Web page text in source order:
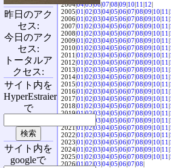
2004|04|05|06|07|08|09|10|11|12|
2005|01|02|03|04|05|06|07|08|09|10|11|
2006|01|02|03|04|05|06|07|08|09|10|11|
2007|01|02|03|04|05|06|07|08|09|10|11|
2008|01|02|03|04|05|06|07|08|09|10|11|
2009|01|02|03|04|05|06|07|08|09|10|11|
2010|01|02|03|04|05|06|07|08|09|10|11|
2011|01|02|03|04|05|06|07|08|09|10|11|
2012|01|02|03|04|05|06|07|08|09|10|11|
2013|01|02|03|04|05|06|07|08|09|10|11|
2014|01|02|03|04|05|06|07|08|09|10|11|
2015|01|02|03|04|05|06|07|08|09|10|11|
2016|01|02|03|04|05|06|07|08|09|10|11|
2017|01|02|03|04|05|06|07|08|09|10|11|
2018|01|02|03|04|05|06|07|08|09|10|11|
2019|01|02|03|04|05|06|07|08|09|10|11|
03|04|05|06|07|08|09|10|11|
2021|01|02|03|04|05|06|07|08|09|10|11|
2022|01|02|03|04|05|06|07|08|09|10|11|
2023|01|02|03|04|05|06|07|08|09|10|11|
2024|01|02|03|04|05|06|07|08|09|10|11|
2025|01|02|03|04|05|06|07|08|09|10|11|
2026|01|02|03|04|05|06|07|08|
昨日のアク
セス:
今日のアク
セス:
トータルア
クセス:
サイト内を
HyperEstraier
で
サイト内を
googleで